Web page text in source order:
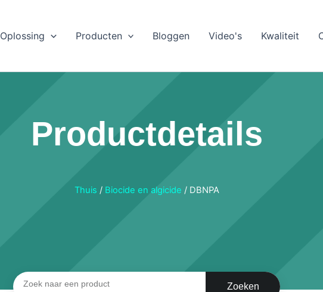
Oplossing Producten Bloggen Video's Kwaliteit
Productdetails
Thuis / Biocide en algicide / DBNPA
Zoeken